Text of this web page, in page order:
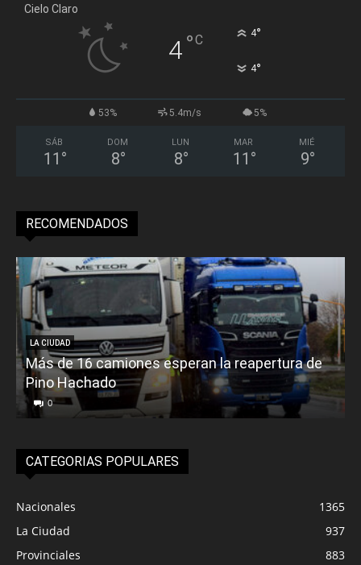
Cielo Claro
4°C 4°
4°
53% 5.4m/s 5%
SÁB
11 °
DOM
8°
LUN
8°
MAR
11 °
MIÉ
9°
RECOMENDADOS
LA CIUDAD
Más de 16 camiones esperan la reapertura de
Pino Hachado
0
CATEGORIAS POPULARES
Nacionales
1365
La Ciudad
937
Provinciales
883